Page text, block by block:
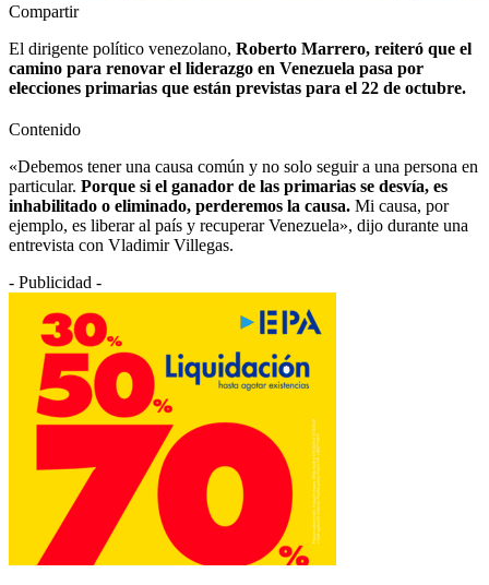
Compartir
El dirigente político venezolano, Roberto Marrero, reiteró que el
camino para renovar el liderazgo en Venezuela pasa por
elecciones primarias que están previstas para el 22 de octubre.
Contenido
«Debemos tener una causa común y no solo seguir a una persona en
particular. Porque si el ganador de las primarias se desvía, es
inhabilitado o eliminado, perderemos la causa. Mi causa, por
ejemplo, es liberar al país y recuperar Venezuela», dijo durante una
entrevista con Vladimir Villegas.
- Publicidad -